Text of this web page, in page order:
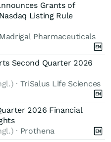
Grants of
Listing Rule
Madrigal Pharmaceuticals
Second Quarter 2026
· TriSalus Life Sciences
2026 Financial
· Prothena